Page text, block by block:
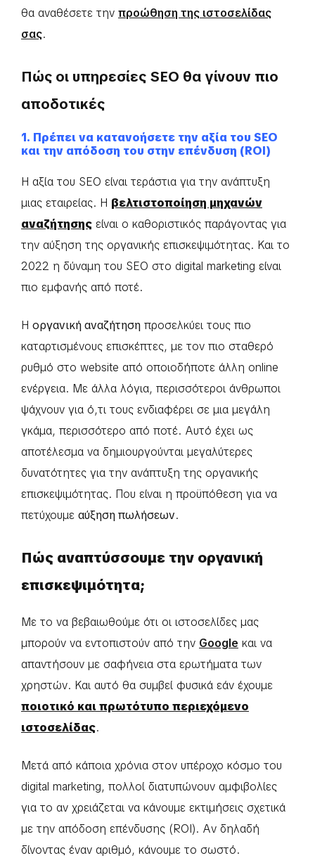
θα αναθέσετε την προώθηση της ιστοσελίδας
σας.
Πώς οι υπηρεσίες SEO θα γίνουν πιο
αποδοτικές
1. Πρέπει να κατανοήσετε την αξία του SEO
και την απόδοση του στην επένδυση (ROI)
Η αξία του SEO είναι τεράστια για την ανάπτυξη
μιας εταιρείας. Η βελτιστοποίηση μηχανών
αναζήτησης είναι ο καθοριστικός παράγοντας για
την αύξηση της οργανικής επισκεψιμότητας. Και το
2022 η δύναμη του SEO στο digital marketing είναι
πιο εμφανής από ποτέ.
Η οργανική αναζήτηση προσελκύει τους πιο
καταρτισμένους επισκέπτες, με τον πιο σταθερό
ρυθμό στο website από οποιοδήποτε άλλη online
ενέργεια. Με άλλα λόγια, περισσότεροι άνθρωποι
ψάχνουν για ό,τι τους ενδιαφέρει σε μια μεγάλη
γκάμα, περισσότερο από ποτέ. Αυτό έχει ως
αποτέλεσμα να δημιουργούνται μεγαλύτερες
δυνατότητες για την ανάπτυξη της οργανικής
επισκεψιμότητας. Που είναι η προϋπόθεση για να
πετύχουμε αύξηση πωλήσεων.
Πώς αναπτύσσουμε την οργανική
επισκεψιμότητα;
Με το να βεβαιωθούμε ότι οι ιστοσελίδες μας
μπορούν να εντοπιστούν από την Google και να
απαντήσουν με σαφήνεια στα ερωτήματα των
χρηστών. Και αυτό θα συμβεί φυσικά εάν έχουμε
ποιοτικό και πρωτότυπο περιεχόμενο
ιστοσελίδας.
Μετά από κάποια χρόνια στον υπέροχο κόσμο του
digital marketing, πολλοί διατυπώνουν αμφιβολίες
για το αν χρειάζεται να κάνουμε εκτιμήσεις σχετικά
με την απόδοση επένδυσης (ROI). Αν δηλαδή
δίνοντας έναν αριθμό, κάνουμε το σωστό.